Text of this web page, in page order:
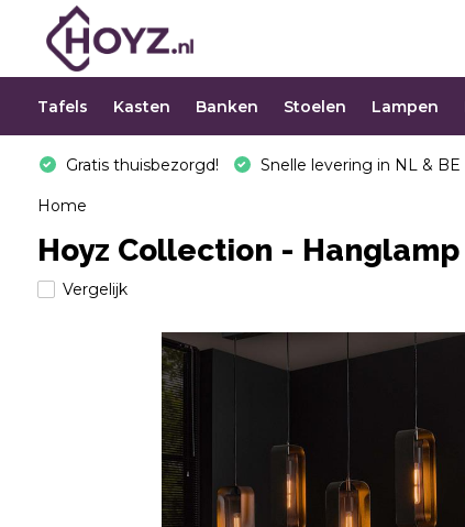
Tafels Kasten Banken Stoelen Lampen
Gratis thuisbezorgd! Snelle levering in NL & BE
Home
Hoyz Collection -
Vergelijk